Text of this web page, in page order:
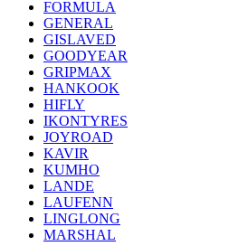
FORMULA
GENERAL
GISLAVED
GOODYEAR
GRIPMAX
HANKOOK
HIFLY
IKONTYRES
JOYROAD
KAVIR
KUMHO
LANDE
LAUFENN
LINGLONG
MARSHAL